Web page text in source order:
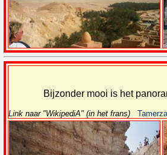
Bijzonder mooi is het
Link naar "WikipediA" (in het frans)